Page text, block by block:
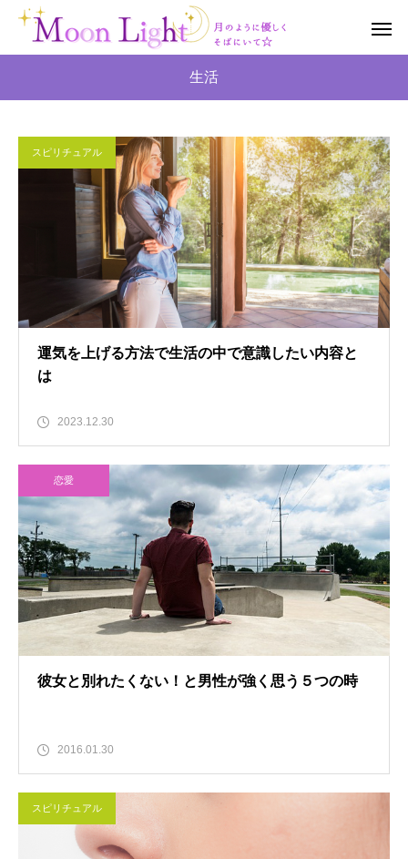
生活
スピリチュアル
運気を上げる方法で生活の中で意識したい内容と
は
2023.12.30
恋愛
彼女と別れたくない！と男性が強く思う５つの時
2016.01.30
スピリチュアル